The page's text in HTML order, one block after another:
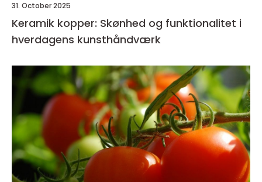
31. October 2025
Keramik kopper: Skønhed og funktionalitet i
hverdagens kunsthåndværk